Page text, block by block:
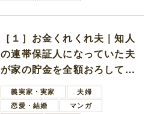
［１］お金くれくれ夫｜知人
の連帯保証人になっていた夫
が家の貯金を全額おろしてほ
しいと言ってきた
義実家・実家
夫婦
恋愛・結婚
マンガ